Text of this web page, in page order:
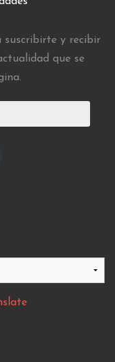
suscribirte y recibir
que se